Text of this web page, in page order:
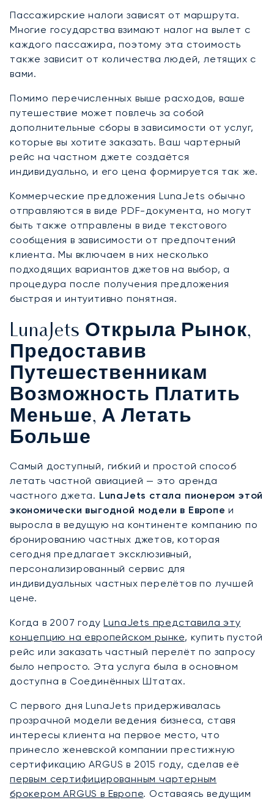
Пассажирские налоги зависят от маршрута.
Многие государства взимают налог на вылет с
каждого пассажира, поэтому эта стоимость
также зависит от количества людей, летящих с
вами.
Помимо перечисленных выше расходов, ваше
путешествие может повлечь за собой
дополнительные сборы в зависимости от услуг,
которые вы хотите заказать. Ваш чартерный
рейс на частном джете создаётся
индивидуально, и его цена формируется так же.
Коммерческие предложения LunaJets обычно
отправляются в виде PDF-документа, но могут
быть также отправлены в виде текстового
сообщения в зависимости от предпочтений
клиента. Мы включаем в них несколько
подходящих вариантов джетов на выбор, а
процедура после получения предложения
быстрая и интуитивно понятная.
LunaJets Открыла Рынок,
Предоставив
Путешественникам
Возможность Платить
Меньше, А Летать
Больше
Самый доступный, гибкий и простой способ
летать частной авиацией — это аренда
частного джета. LunaJets стала пионером этой
экономически выгодной модели в Европе и
выросла в ведущую на континенте компанию по
бронированию частных джетов, которая
сегодня предлагает эксклюзивный,
персонализированный сервис для
индивидуальных частных перелётов по лучшей
цене.
Когда в 2007 годуLunaJets представила эту
концепцию на европейском рынке, купить пустой
рейс или заказать частный перелёт по запросу
было непросто. Эта услуга была в основном
доступна в Соединённых Штатах.
С первого дня LunaJets придерживалась
прозрачной модели ведения бизнеса, ставя
интересы клиента на первое место, что
принесло женевской компании престижную
сертификацию ARGUS в 2015 году, сделав её
первым сертифицированным чартерным
брокером ARGUS в Европе. Оставаясь ведущим